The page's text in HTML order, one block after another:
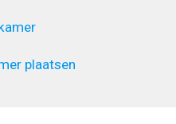
plaatsen